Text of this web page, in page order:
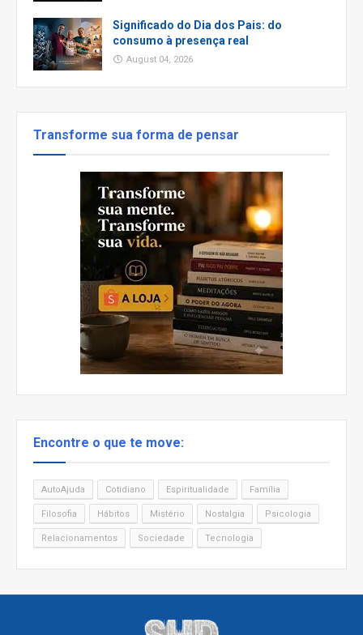
Significado do Dia dos Pais: do
consumo à presença real
August 04, 2026
Transforme sua forma de pensar
Encontre o que te move:
AutoAjuda Cotidiano Espiritualidade Família
Filosofia Hábitos Mistério Nostalgia Psicologia
Relacionamentos Sociedade Tecnologia